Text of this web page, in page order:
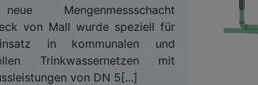
Mengenmessschacht
von Mall wurde speziell für
in kommunalen und
Trinkwassernetzen mit
von DN 5[...]